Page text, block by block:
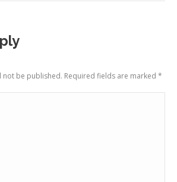
not be published. Required fields are marked *